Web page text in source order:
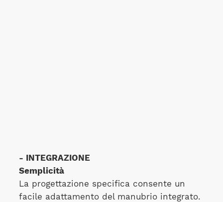
- INTEGRAZIONE
Semplicità
La progettazione specifica consente un
facile adattamento del manubrio integrato.